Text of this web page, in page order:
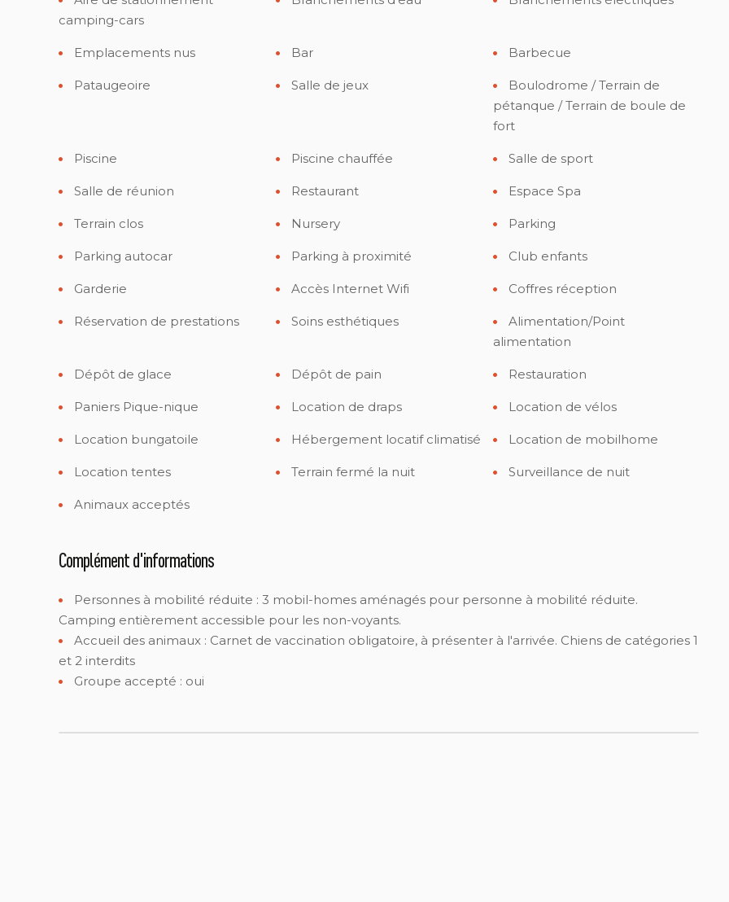
camping-cars
Emplacements nus Bar Barbecue
Pataugeoire Salle de jeux
Boulodrome / Terrain de
pétanque / Terrain de boule de
fort
Piscine Piscine chauffée Salle de sport
Salle de réunion Restaurant Espace Spa
Terrain clos Nursery Parking
Parking autocar Parking à proximité Club enfants
Garderie Accès Internet Wifi Coffres réception
Réservation de prestations Soins esthétiques
Alimentation/Point
alimentation
Dépôt de glace Dépôt de pain Restauration
Paniers Pique-nique Location de draps Location de vélos
Location bungatoile Hébergement locatif climatisé Location de mobilhome
Location tentes Terrain fermé la nuit Surveillance de nuit
Animaux acceptés
Complément d'informations
Personnes à mobilité réduite : 3 mobil-homes aménagés pour personne à mobilité réduite.
Camping entièrement accessible pour les non-voyants.
Accueil des animaux : Carnet de vaccination obligatoire, à présenter à l'arrivée. Chiens de catégories 1
et 2 interdits
Groupe accepté : oui